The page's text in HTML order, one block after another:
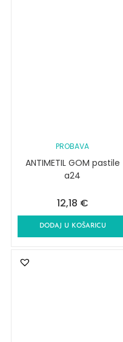
PROBAVA
ANTIMETIL GOM pastile
a24
12,18 €
DODAJ U KOŠARICU